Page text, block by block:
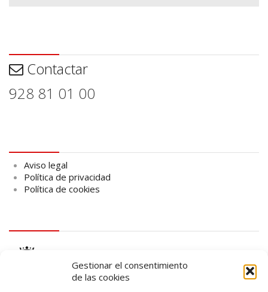
Gestionar el consentimiento
de las cookies
Contactar
928 81 01 00
Aviso legal
Política de privacidad
Política de cookies